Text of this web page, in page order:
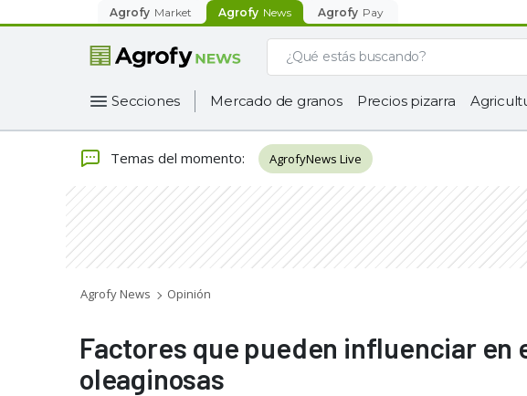
Agrofy Market Agrofy News Agrofy Pay
Secciones Mercado de granos Precios pizarra
Temas del momento: AgrofyNews Live
Agrofy News Opinión
Factores que pueden influenciar en
oleaginosas